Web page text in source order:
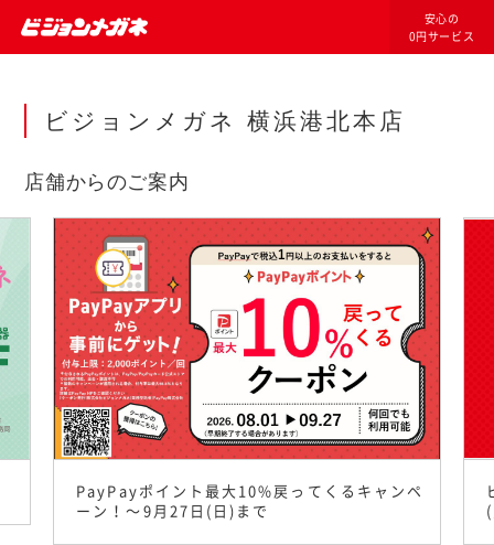
安心の
0円サービス
ビジョンメガネ 横浜港北本店
店舗からのご案内
PayPayポイント最大10%戻ってくるキャンペ
ーン！〜9月27日(日)まで